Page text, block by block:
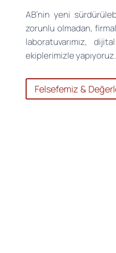
AB’nin yeni
zorunlu olmadan,
laboratuvarımız,
ekiplerimizle yapıyoruz.
Felsefemiz &